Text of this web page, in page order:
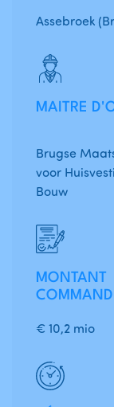
Assebroek
MAITRE
Brugse
voor
Bouw
MONTANT
€ 10,2 mio